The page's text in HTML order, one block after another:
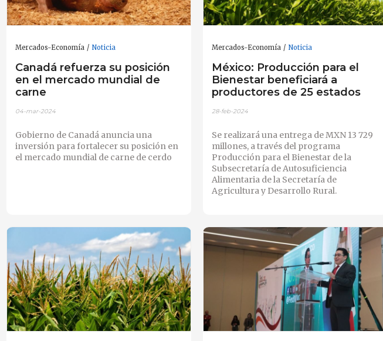
Mercados-Economía Noticia
Canadá refuerza su posición
en el mercado mundial de
carne
04-mar-2024
Gobierno de Canadá anuncia una
inversión para fortalecer su posición en
el mercado mundial de carne de cerdo
Mercados-Economía Noticia
México: Producción para el
Bienestar beneficiará a
productores de 25 estados
28-feb-2024
Se realizará una entrega de MXN 13 729
millones, a través del programa
Producción para el Bienestar de la
Subsecretaría de Autosuficiencia
Alimentaria de la Secretaría de
Agricultura y Desarrollo Rural.